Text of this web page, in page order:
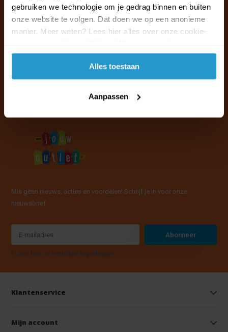
gebruiken we technologie om je gedrag binnen en buiten
onze website te volgen. Dat doen we op een anonieme
manier. Meer weten? Lees hier alles over onze cookie-
accepteren.
Alles toestaan
Aanpassen
Ma t/m vr van 09:30 - 16:00 telefonisch
+31 (0)13 785 62 41
info@jouwoutlet.nl
Mis geen nieuws, acties en voordelen! Schrijf je in voor onze
nieuwsbrief
Abonneer
* Lees hier de wettelijke beperkingen
Klantenservice
Mijn account